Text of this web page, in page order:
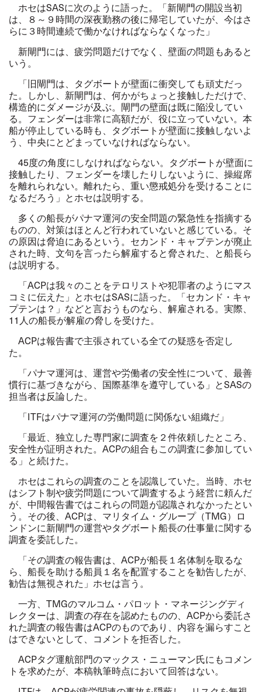
ホセはSASに次のように語った。「新閘門の開設当初
は、８～９時間の深夜勤務の後に帰宅していたが、今はさ
らに３時間連続で働かなければならなくなった」
新閘門には、疲労問題だけでなく、壁面の問題もあると
いう。
「旧閘門は、タグボートが壁面に衝突しても頑丈だっ
た。しかし、新閘門は、何かがちょっと接触しただけで、
構造的にダメージが及ぶ。閘門の壁面は既に陥没してい
る。フェンダーは非常に高額だが、役に立っていない。本
船が停止している時も、タグボートが壁面に接触しないよ
う、中央にとどまっていなければならない。
45度の角度にしなければならない。タグボートが壁面に
接触したり、フェンダーを壊したりしないように、操縦席
を離れられない。離れたら、重い懲戒処分を受けることに
なるだろう」とホセは説明する。
多くの船長がパナマ運河の安全問題の緊急性を指摘する
ものの、対策はほとんど行われていないと感じている。そ
の原因は脅迫にあるという。セカンド・キャプテンが廃止
された時、文句を言ったら解雇すると脅された、と船長ら
は説明する。
「ACPは我々のことをテロリストや犯罪者のようにマス
コミに伝えた」とホセはSASに語った。「セカンド・キャ
プテンは？」などと言おうものなら、解雇される。実際、
11人の船長が解雇の脅しを受けた。
ACPは報告書で主張されている全ての疑惑を否定し
た。
「パナマ運河は、運営や労働者の安全性について、最善
慣行に基づきながら、国際基準を遵守している」とSASの
担当者は反論した。
「ITFはパナマ運河の労働問題に関係ない組織だ」
「最近、独立した専門家に調査を２件依頼したところ、
安全性が証明された。ACPの組合もこの調査に参加してい
る」と続けた。
ホセはこれらの調査のことを認識していた。当時、ホセ
はシフト制や疲労問題について調査するよう経営に頼んだ
が、中間報告書ではこれらの問題が認識されなかったとい
う。その後、ACPは、マリタイム・グループ（TMG）ロ
ンドンに新閘門の運営やタグボート船長の仕事量に関する
調査を委託した。
「その調査の報告書は、ACPが船長１名体制を取るな
ら、船長を助ける船員１名を配置することを勧告したが、
勧告は無視された」ホセは言う。
一方、TMGのマルコム・パロット・マネージングディ
レクターは、調査の存在を認めたものの、ACPから委託さ
れた調査の報告書はACPのものであり、内容を漏らすこと
はできないとして、コメントを拒否した。
ACPタグ運航部門のマックス・ニューマン氏にもコメン
トを求めたが、本稿執筆時点において回答はない。